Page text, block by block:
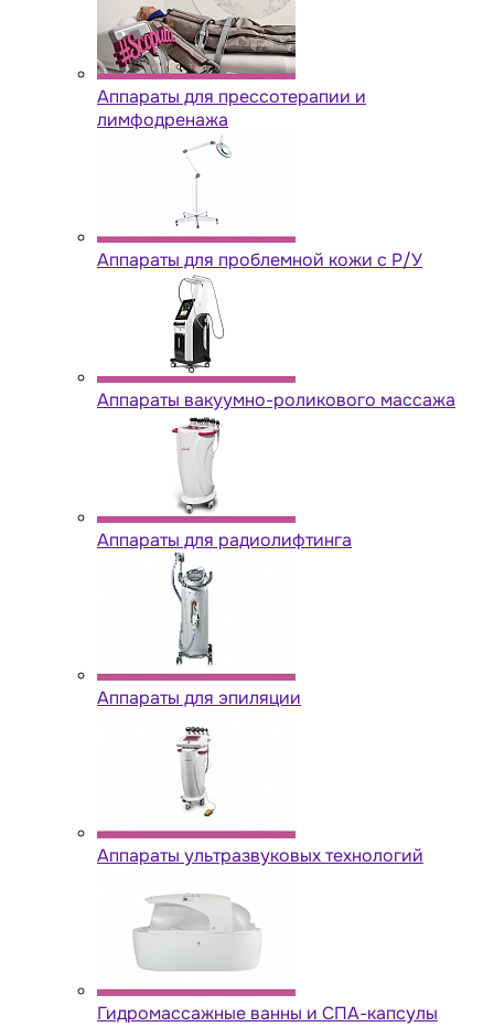
Аппараты для прессотерапии и
лимфодренажа
Аппараты для проблемной кожи с Р/У
Аппараты вакуумно-роликового массажа
Аппараты для радиолифтинга
Аппараты для эпиляции
Аппараты ультразвуковых технологий
Гидромассажные ванны и СПА-капсулы